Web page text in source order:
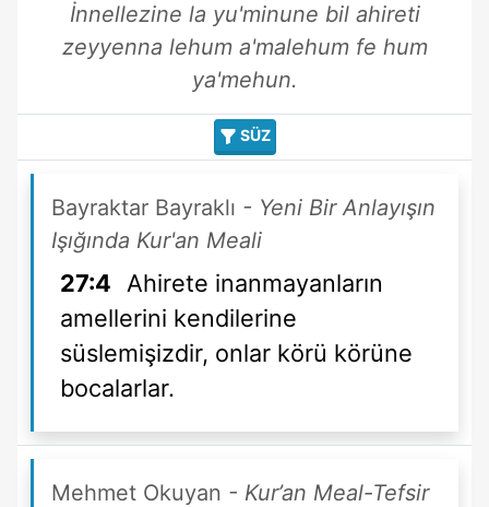
İnnellezine la yu'minune bil ahireti
zeyyenna lehum a'malehum fe hum
ya'mehun.
SÜZ
Bayraktar Bayraklı - Yeni Bir Anlayışın
Işığında Kur'an Meali
27:4
Ahirete inanmayanların
amellerini kendilerine
süslemişizdir, onlar körü körüne
bocalarlar.
Mehmet Okuyan - Kur’an Meal-Tefsir